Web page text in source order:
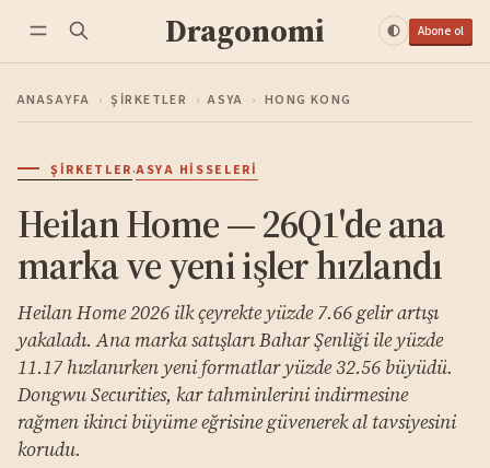
Dragonomi Abone ol
ANASAYFA › ŞIRKETLER › ASYA › HONG KONG
ŞIRKETLER·ASYA HISSELERI
Heilan Home — 26Q1'de ana
marka ve yeni işler hızlandı
Heilan Home 2026 ilk çeyrekte yüzde 7.66 gelir artışı
yakaladı. Ana marka satışları Bahar Şenliği ile yüzde
11.17 hızlanırken yeni formatlar yüzde 32.56 büyüdü.
Dongwu Securities, kar tahminlerini indirmesine
rağmen ikinci büyüme eğrisine güvenerek al tavsiyesini
korudu.